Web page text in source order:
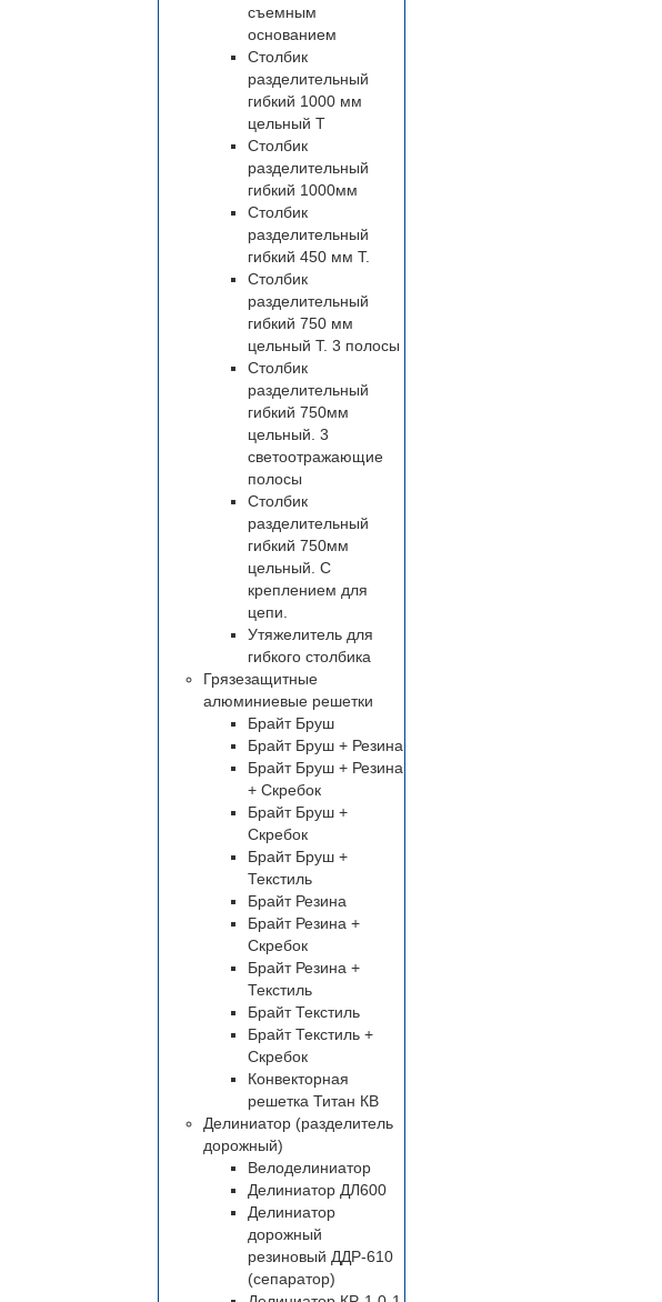
съемным
основанием
Столбик
разделительный
гибкий 1000 мм
цельный Т
Столбик
разделительный
гибкий 1000мм
Столбик
разделительный
гибкий 450 мм Т.
Столбик
разделительный
гибкий 750 мм
цельный Т. 3 полосы
Столбик
разделительный
гибкий 750мм
цельный. 3
светоотражающие
полосы
Столбик
разделительный
гибкий 750мм
цельный. С
креплением для
цепи.
Утяжелитель для
гибкого столбика
Грязезащитные
алюминиевые решетки
Брайт Бруш
Брайт Бруш + Резина
Брайт Бруш + Резина
+ Скребок
Брайт Бруш +
Скребок
Брайт Бруш +
Текстиль
Брайт Резина
Брайт Резина +
Скребок
Брайт Резина +
Текстиль
Брайт Текстиль
Брайт Текстиль +
Скребок
Конвекторная
решетка Титан КВ
Делиниатор (разделитель
дорожный)
Велоделиниатор
Делиниатор ДЛ600
Делиниатор
дорожный
резиновый ДДР-610
(сепаратор)